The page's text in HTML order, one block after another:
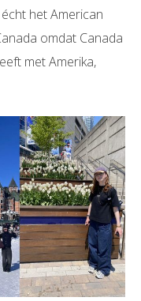
het American
omdat Canada
met Amerika,